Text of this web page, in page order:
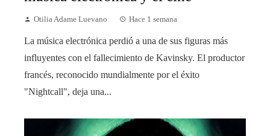
Otilia Adame Luevano Hace 1 semana
La música electrónica perdió a una de sus figuras más
influyentes con el fallecimiento de Kavinsky. El productor
francés, reconocido mundialmente por el éxito
"Nightcall", deja una...